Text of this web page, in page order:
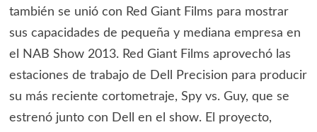
también se unió con Red Giant Films para mostrar
sus capacidades de pequeña y mediana empresa en
el NAB Show 2013. Red Giant Films aprovechó las
estaciones de trabajo de Dell Precision para producir
su más reciente cortometraje, Spy vs. Guy, que se
estrenó junto con Dell en el show. El proyecto,